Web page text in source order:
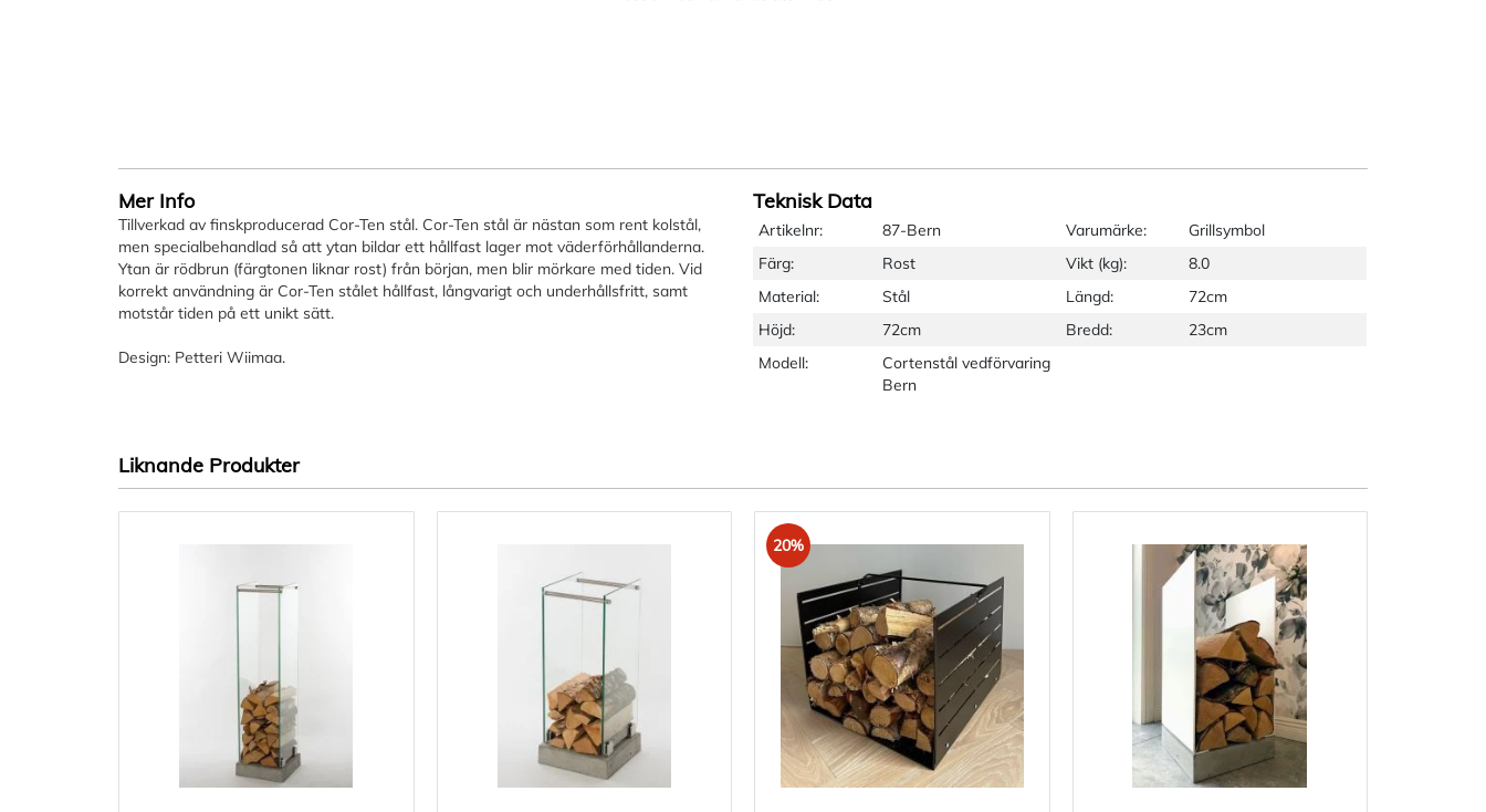
Mer Info
Tillverkad av finskproducerad Cor-Ten stål. Cor-Ten stål är nästan som rent kolstål,
men specialbehandlad så att ytan bildar ett hållfast lager mot väderförhållanderna.
Ytan är rödbrun (färgtonen liknar rost) från början, men blir mörkare med tiden. Vid
korrekt användning är Cor-Ten stålet hållfast, långvarigt och underhållsfritt, samt
motstår tiden på ett unikt sätt.
Design: Petteri Wiimaa.
Teknisk Data
Artikelnr: 87-Bern Varumärke:
Grillsymbol
Färg:
Rost Vikt (kg):
8.0
Material:
Stål Längd:
72cm
Höjd:
72cm Bredd:
23cm
Modell:
Cortenstål vedförvaring
Bern
Liknande Produkter
20%